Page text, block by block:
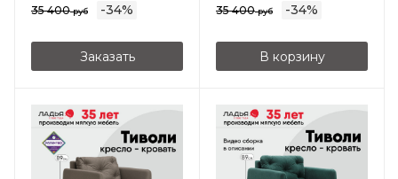
35 400руб -34%
Заказать
35 400руб -34%
В корзину